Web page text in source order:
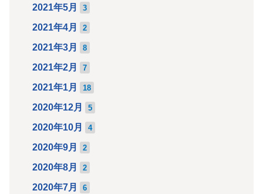
2021年5月 3
2021年4月 2
2021年3月 8
2021年2月 7
2021年1月 18
2020年12月 5
2020年10月 4
2020年9月 2
2020年8月 2
2020年7月 6